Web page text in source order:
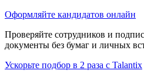
Оформляйте кандидатов онлайн
Проверяйте сотрудников и
документы без бумаг и личных
Ускорьте подбор в 2 раза с Talantix